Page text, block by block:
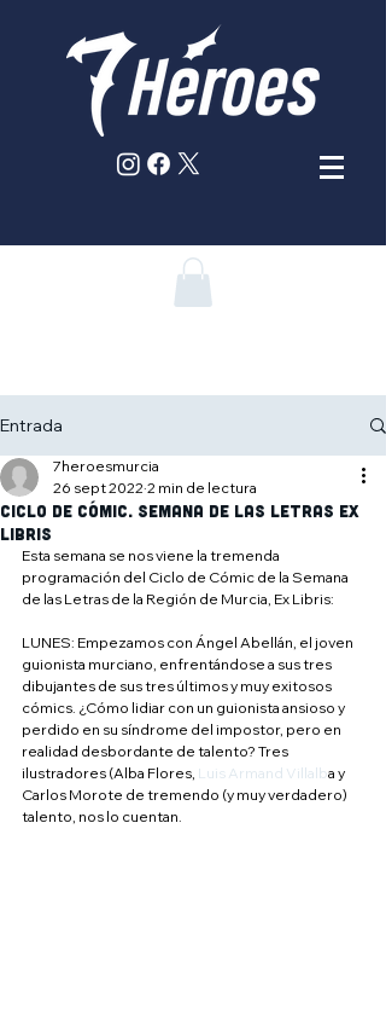
Entrada
CICLO DE CÓMIC. Semana de las Letras EX
LIBRIS
7heroesmurcia
26 sept 2022 2 min de lectura
Esta semana se nos viene la tremenda
programación del Ciclo de Cómic de la Semana
de las Letras de la Región de Murcia, Ex Libris:
LUNES: Empezamos con Ángel Abellán, el joven
guionista murciano, enfrentándose a sus tres
dibujantes de sus tres últimos y muy exitosos
cómics. ¿Cómo lidiar con un guionista ansioso y
perdido en su síndrome del impostor, pero en
realidad desbordante de talento? Tres
ilustradores (Alba Flores, Luis Armand Villalba y
Carlos Morote de tremendo (y muy verdadero)
talento, nos lo cuentan.